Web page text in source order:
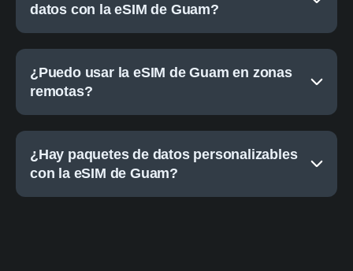
datos con la eSIM de Guam?
¿Puedo usar la eSIM de Guam en zonas
remotas?
¿Hay paquetes de datos personalizables
con la eSIM de Guam?